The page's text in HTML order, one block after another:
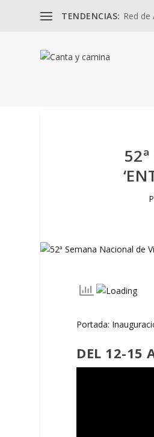
TENDENCIAS: Red de
Portada:
DEL 12-15